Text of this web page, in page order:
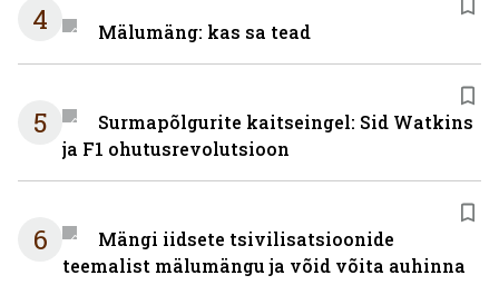
4 Mälumäng: kas sa tead
5
Surmapõlgurite kaitseingel: Sid Watkins
ja F1 ohutusrevolutsioon
6
Mängi iidsete tsivilisatsioonide
teemalist mälumängu ja võid võita auhinna